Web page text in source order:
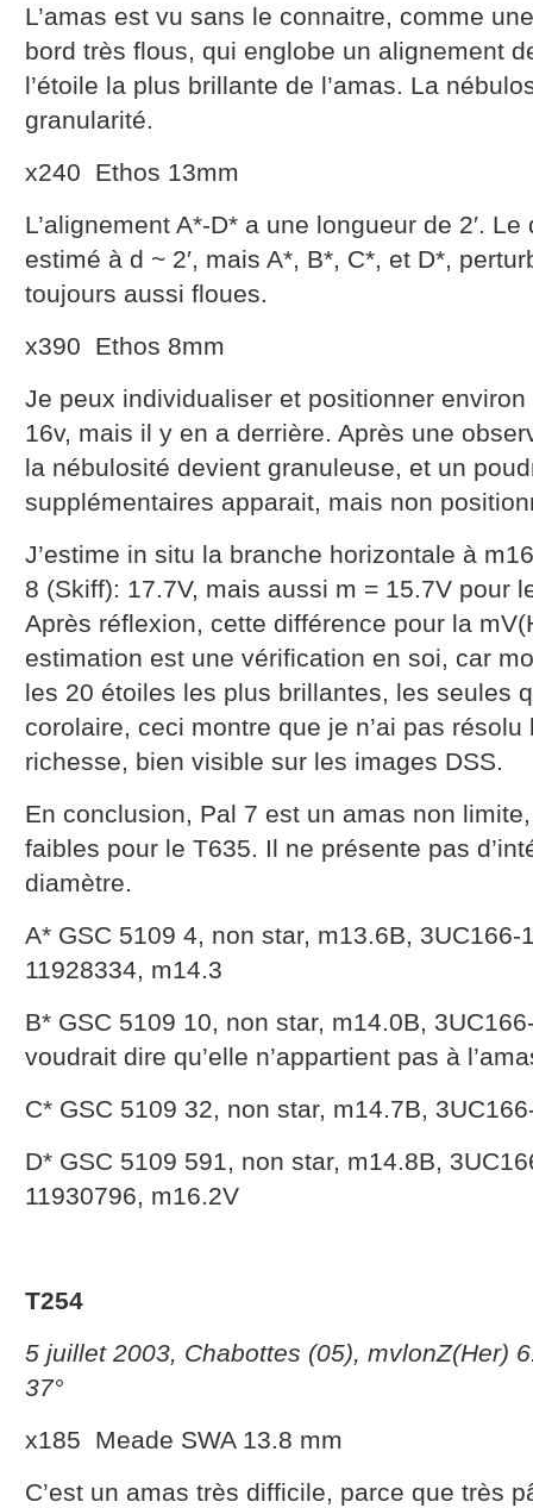
L’amas est vu sans le connaitre, comme
bord très flous, qui englobe un alignement
l’étoile la plus brillante de l’amas. La
granularité.
x240 Ethos 13mm
L’alignement A*-D* a une longueur de 2′.
estimé à d ~ 2′, mais A*, B*, C*, et D*,
toujours aussi floues.
x390 Ethos 8mm
Je peux individualiser et positionner
16v, mais il y en a derrière. Après une
la nébulosité devient granuleuse, et un
supplémentaires apparait, mais non
J’estime in situ la branche horizontale à
8 (Skiff): 17.7V, mais aussi m = 15.7V pour
Après réflexion, cette différence pour la
estimation est une vérification en soi, car
les 20 étoiles les plus brillantes, les seules
corolaire, ceci montre que je n’ai pas résolu
richesse, bien visible sur les images DSS.
En conclusion, Pal 7 est un amas non
faibles pour le T635. Il ne présente pas
diamètre.
A* GSC 5109 4, non star, m13.6B,
11928334, m14.3
B* GSC 5109 10, non star, m14.0B,
voudrait dire qu’elle n’appartient pas à
C* GSC 5109 32, non star, m14.7B,
D* GSC 5109 591, non star, m14.8B,
11930796, m16.2V
T254
5 juillet 2003, Chabottes (05), mvlonZ(Her)
37°
x185 Meade SWA 13.8 mm
C’est un amas très difficile, parce que très